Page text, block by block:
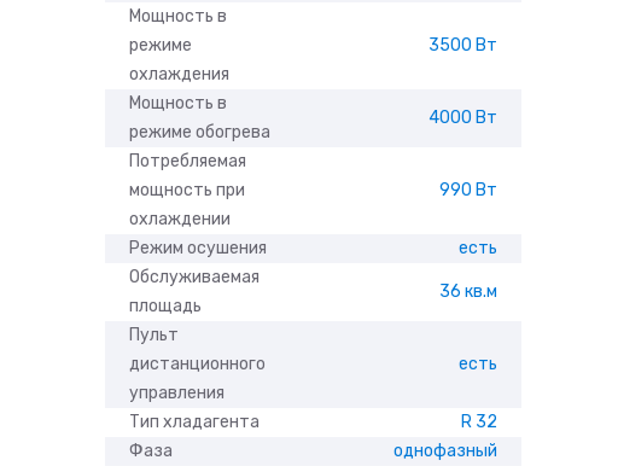
Мощность в
режиме
охлаждения
3500 Вт
Мощность в
режиме обогрева
4000 Вт
Потребляемая
мощность при
охлаждении
990 Вт
Режим осушения
есть
Обслуживаемая
площадь
36 кв.м
Пульт
дистанционного
управления
есть
Тип хладагента
R 32
Фаза
однофазный